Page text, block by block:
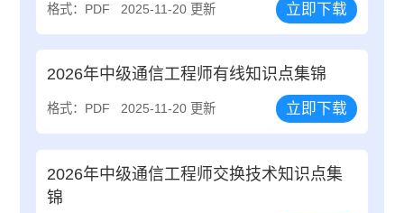
格式：PDF 2025-11-20 更新 立即下载
2026年中级通信工程师有线知识点集锦
格式：PDF 2025-11-20 更新 立即下载
2026年中级通信工程师交换技术知识点集
锦